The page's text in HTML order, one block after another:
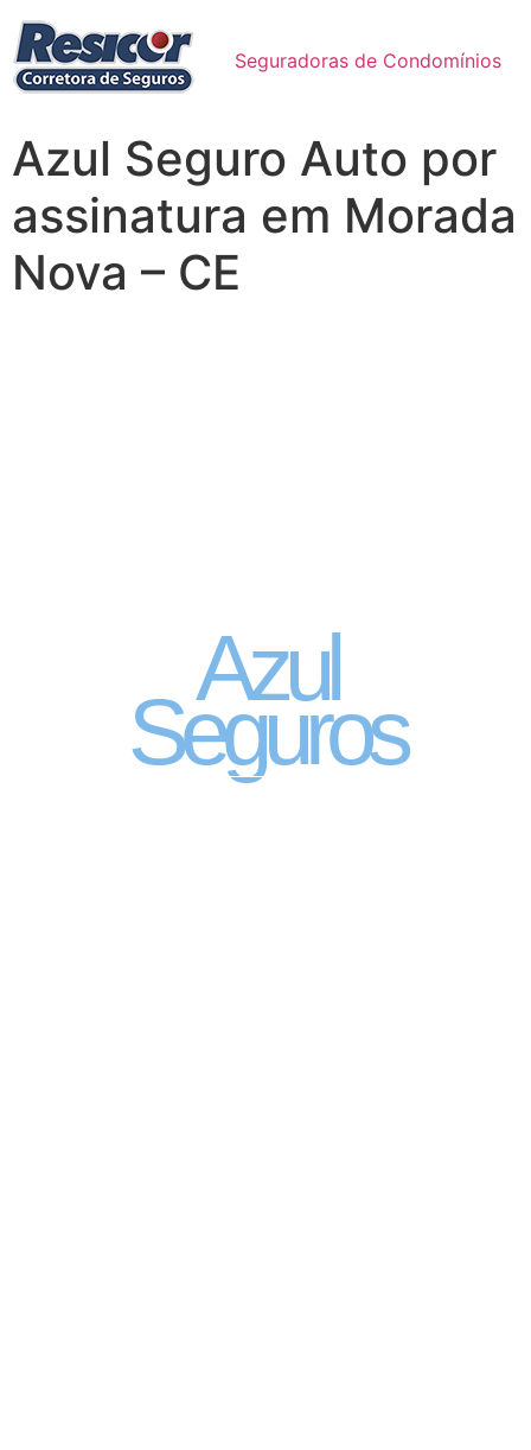
Seguradoras de Condomínios
Azul Seguro Auto por
assinatura em Morada
Nova – CE
Azul
Seguros